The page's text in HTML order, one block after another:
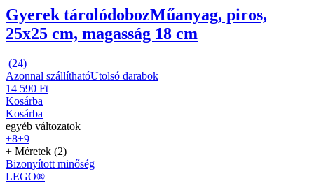
Gyerek tárolódobozMűanyag, piros,
25x25 cm, magasság 18 cm
(24)
Azonnal szállíthatóUtolsó darabok
14 590 Ft
Kosárba
Kosárba
egyéb változatok
+8+9
+ Méretek (2)
Bizonyított minőség
LEGO®